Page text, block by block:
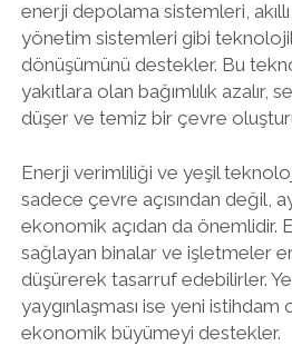
enerji depolama sistemleri,
yönetim sistemleri gibi
dönüşümünü destekler. Bu
yakıtlara olan bağımlılık azalır,
düşer ve temiz bir çevre
Enerji verimliliği ve yeşil
sadece çevre açısından değil,
ekonomik açıdan da önemlidir.
sağlayan binalar ve işletmeler
düşürerek tasarruf edebilirler.
yaygınlaşması ise yeni istihdam
ekonomik büyümeyi destekler.